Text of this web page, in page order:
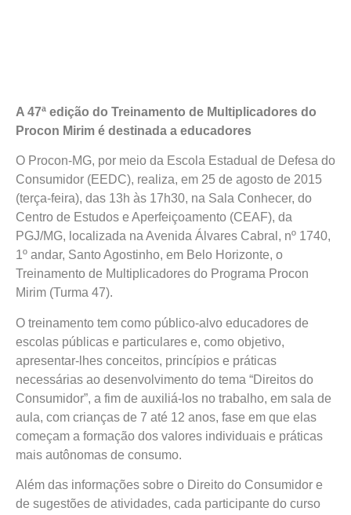
A 47ª edição do Treinamento de Multiplicadores do
Procon Mirim é destinada a educadores
O Procon-MG, por meio da Escola Estadual de Defesa do
Consumidor (EEDC), realiza, em 25 de agosto de 2015
(terça-feira), das 13h às 17h30, na Sala Conhecer, do
Centro de Estudos e Aperfeiçoamento (CEAF), da
PGJ/MG, localizada na Avenida Álvares Cabral, nº 1740,
1º andar, Santo Agostinho, em Belo Horizonte, o
Treinamento de Multiplicadores do Programa Procon
Mirim (Turma 47).
O treinamento tem como público-alvo educadores de
escolas públicas e particulares e, como objetivo,
apresentar-lhes conceitos, princípios e práticas
necessárias ao desenvolvimento do tema “Direitos do
Consumidor”, a fim de auxiliá-los no trabalho, em sala de
aula, com crianças de 7 até 12 anos, fase em que elas
começam a formação dos valores individuais e práticas
mais autônomas de consumo.
Além das informações sobre o Direito do Consumidor e
de sugestões de atividades, cada participante do curso